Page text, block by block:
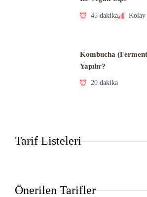
45 dakika Kolay
Kombucha
Yapılır?
20 dakika
Tarif Listeleri
Önerilen Tarifler